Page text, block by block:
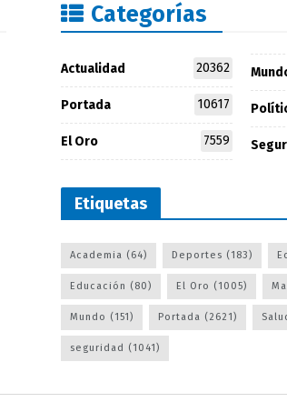
Categorías
Actualidad 20362
Portada 10617
El Oro 7559
Etiquetas
Academia (64) Deportes (183)
Educación (80) El Oro (1005)
Mundo (151) Portada (2621)
seguridad (1041)